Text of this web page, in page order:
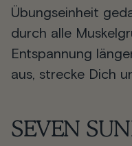
Übungseinheit
durch alle
Entspannung
aus, strecke Dich
SEVEN